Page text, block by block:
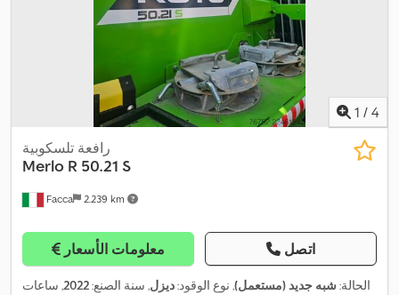
1 / 4
Facca 2.239 km
رافعة تلسكوبية
Merlo R 50.21 S
معلومات الأسعار اتصل
الحالة: شبه جديد (مستعمل), نوع الوقود:ديزل, سنة الصنع:2022, ساعات